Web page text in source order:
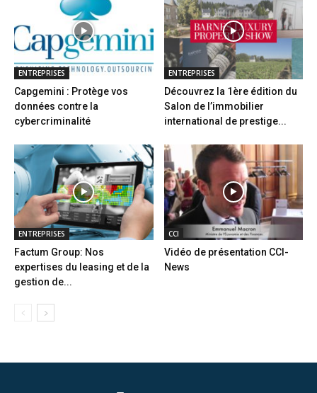
ENTREPRISES
Capgemini : Protège vos
données contre la
cybercriminalité
ENTREPRISES
Découvrez la 1ère édition du
Salon de l’immobilier
international de prestige...
ENTREPRISES
Factum Group: Nos
expertises du leasing et de la
gestion de...
CCI
Vidéo de présentation CCI-
News